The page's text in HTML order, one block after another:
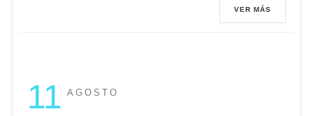
VER MÁS
11 AGOSTO